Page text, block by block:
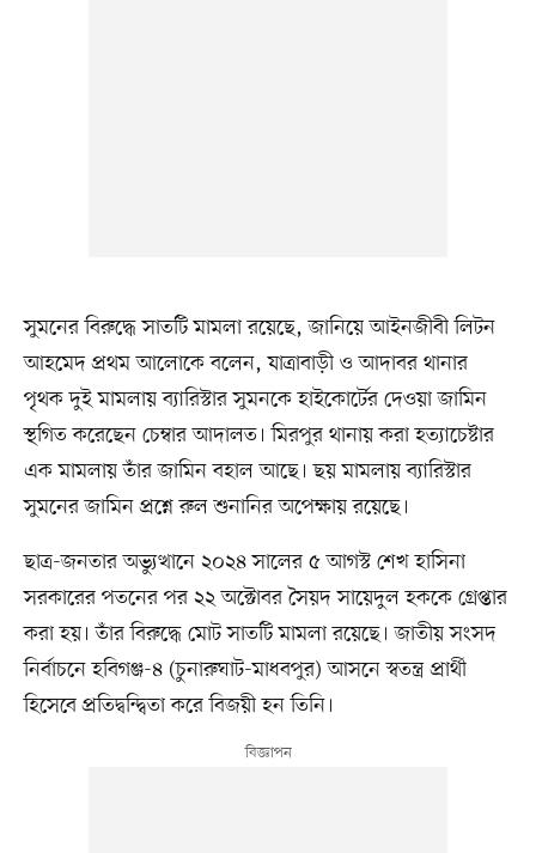
সুমনের বিরুদ্ধে সাতটি মামলা রয়েছে, জানিয়ে আইনজীবী লিটন
আহমেদ প্রথম আলোকে বলেন, যাত্রাবাড়ী ও আদাবর থানার
পৃথক দুই মামলায় ব্যারিস্টার সুমনকে হাইকোর্টের দেওয়া জামিন
স্থগিত করেছেন চেম্বার আদালত। মিরপুর থানায় করা হত্যাচেষ্টার
এক মামলায় তাঁর জামিন বহাল আছে। ছয় মামলায় ব্যারিস্টার
সুমনের জামিন প্রশ্নে রুল শুনানির অপেক্ষায় রয়েছে।
ছাত্র-জনতার অভ্যুত্থানে ২০২৪ সালের ৫ আগস্ট শেখ হাসিনা
সরকারের পতনের পর ২২ অক্টোবর সৈয়দ সায়েদুল হককে গ্রেপ্তার
করা হয়। তাঁর বিরুদ্ধে মোট সাতটি মামলা রয়েছে। জাতীয় সংসদ
নির্বাচনে হবিগঞ্জ-৪ (চুনারুঘাট-মাধবপুর) আসনে স্বতন্ত্র প্রার্থী
হিসেবে প্রতিদ্বন্দ্বিতা করে বিজয়ী হন তিনি।